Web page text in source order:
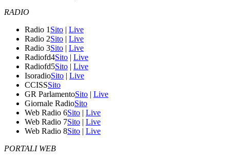
RADIO
Radio 1 Sito | Live
Radio 2Sito | Live
Radio 3Sito | Live
Radiofd4Sito | Live
Radiofd5Sito | Live
IsoradioSito | Live
CCISSSito
GR ParlamentoSito | Live
Giornale RadioSito
Web Radio 6Sito | Live
Web Radio 7Sito | Live
Web Radio 8Sito | Live
PORTALI WEB